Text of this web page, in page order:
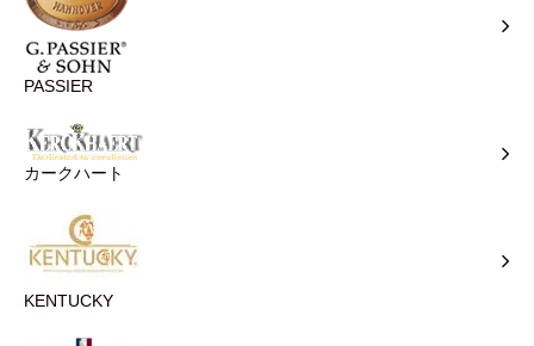
PASSIER
カークハート
KENTUCKY